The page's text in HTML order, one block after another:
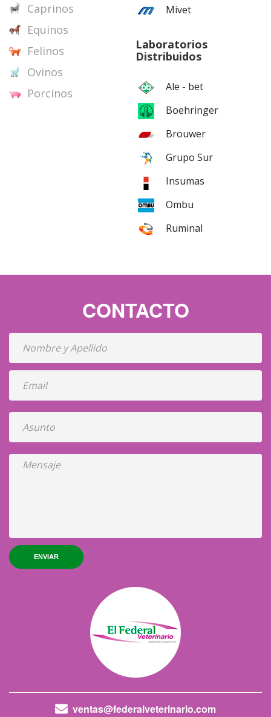
Caprinos
Equinos
Felinos
Ovinos
Porcinos
Mivet
Laboratorios
Distribuidos
Ale - bet
Boehringer
Brouwer
Grupo Sur
Insumas
Ombu
Ruminal
CONTACTO
ENVIAR
ventas@federalveterinario.com